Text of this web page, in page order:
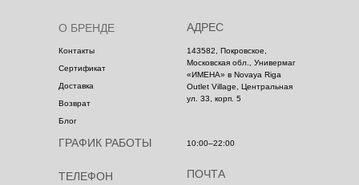
О БРЕНДЕ
Контакты
Сертификат
Доставка
Возврат
Блог
ТЕЛЕФОН ПОЧТА
ГРАФИК РАБОТЫ 10:00–22:00
АДРЕС
143582, Покровское,
Московская обл., Универмаг
«ИМЕНА» в Novaya Riga
Outlet Village, Центральная
ул. 33, корп. 5